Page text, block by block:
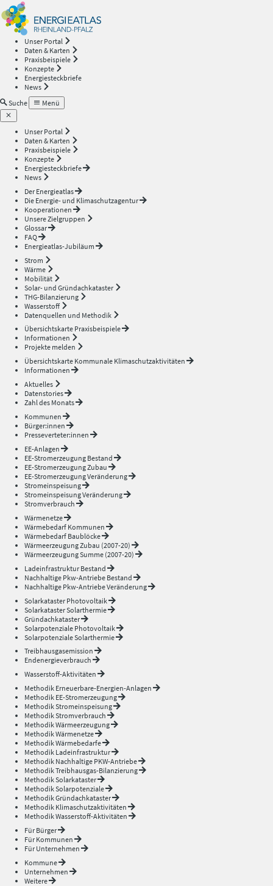
Unser Portal
Daten & Karten
Praxisbeispiele
Konzepte
Energiesteckbriefe
News
Suche
Menü
Unser Portal
Daten & Karten
Praxisbeispiele
Konzepte
Energiesteckbriefe
News
Der Energieatlas
Die Energie- und Klimaschutzagentur
Kooperationen
Unsere Zielgruppen
Glossar
FAQ
Energieatlas-Jubiläum
Strom
Wärme
Mobilität
Solar- und Gründachkataster
THG-Bilanzierung
Wasserstoff
Datenquellen und Methodik
Übersichtskarte Praxisbeispiele
Informationen
Projekte melden
Übersichtskarte Kommunale Klimaschutzaktivitäten
Informationen
Aktuelles
Datenstories
Zahl des Monats
Kommunen
Bürger:innen
Presseverteter:innen
EE-Anlagen
EE-Stromerzeugung Bestand
EE-Stromerzeugung Zubau
EE-Stromerzeugung Veränderung
Stromeinspeisung
Stromeinspeisung Veränderung
Stromverbrauch
Wärmenetze
Wärmebedarf Kommunen
Wärmebedarf Baublöcke
Wärmeerzeugung Zubau (2007-20)
Wärmeerzeugung Summe (2007-20)
Ladeinfrastruktur Bestand
Nachhaltige Pkw-Antriebe Bestand
Nachhaltige Pkw-Antriebe Veränderung
Solarkataster Photovoltaik
Solarkataster Solarthermie
Gründachkataster
Solarpotenziale Photovoltaik
Solarpotenziale Solarthermie
Treibhausgasemission
Endenergieverbrauch
Wasserstoff-Aktivitäten
Methodik Erneuerbare-Energien-Anlagen
Methodik EE-Stromerzeugung
Methodik Stromeinspeisung
Methodik Stromverbrauch
Methodik Wärmeerzeugung
Methodik Wärmenetze
Methodik Wärmebedarfe
Methodik Ladeinfrastruktur
Methodik Nachhaltige PKW-Antriebe
Methodik Treibhausgas-Bilanzierung
Methodik Solarkataster
Methodik Solarpotenziale
Methodik Gründachkataster
Methodik Klimaschutzaktivitäten
Methodik Wasserstoff-Aktivitäten
Für Bürger
Für Kommunen
Für Unternehmen
Kommune
Unternehmen
Weitere